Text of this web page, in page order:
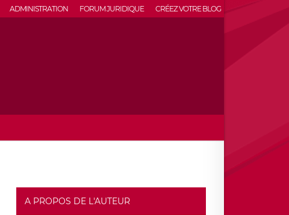
ADMINISTRATION FORUM JURIDIQUE CRÉEZ VOTRE BLOG
A PROPOS DE L'AUTEUR